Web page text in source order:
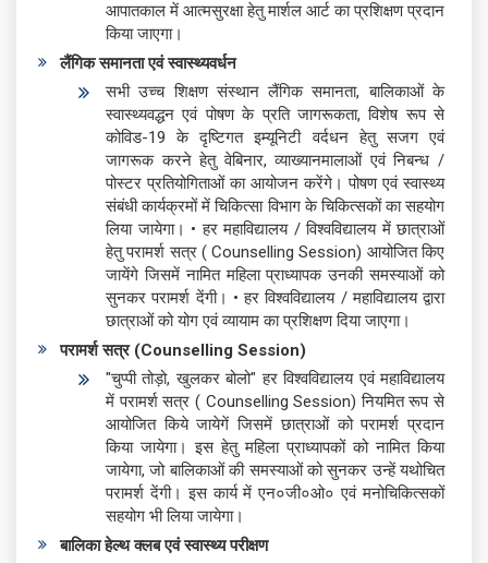
आपातकाल में आत्मसुरक्षा हेतु मार्शल आर्ट का प्रशिक्षण प्रदान
किया जाएगा।
लैंगिक समानता एवं स्वास्थ्यवर्धन
सभी उच्च शिक्षण संस्थान लैंगिक समानता, बालिकाओं के
स्वास्थ्यवद्धन एवं पोषण के प्रति जागरूकता, विशेष रूप से
कोविड-19 के दृष्टिगत इम्यूनिटी वर्दधन हेतु सजग एवं
जागरूक करने हेतु वेबिनार, व्याख्यानमालाओं एवं निबन्ध /
पोस्टर प्रतियोगिताओं का आयोजन करेंगे। पोषण एवं स्वास्थ्य
संबंधी कार्यक्रमों में चिकित्सा विभाग के चिकित्सकों का सहयोग
लिया जायेगा। • हर महाविद्यालय / विश्वविद्यालय में छात्राओं
हेतु परामर्श सत्र ( Counselling Session) आयोजित किए
जायेंगे जिसमें नामित महिला प्राध्यापक उनकी समस्याओं को
सुनकर परामर्श देंगी। • हर विश्वविद्यालय / महाविद्यालय द्वारा
छात्राओं को योग एवं व्यायाम का प्रशिक्षण दिया जाएगा।
परामर्श सत्र (Counselling Session)
"चुप्पी तोड़ो, खुलकर बोलो" हर विश्वविद्यालय एवं महाविद्यालय
में परामर्श सत्र ( Counselling Session) नियमित रूप से
आयोजित किये जायेगें जिसमें छात्राओं को परामर्श प्रदान
किया जायेगा। इस हेतु महिला प्राध्यापकों को नामित किया
जायेगा, जो बालिकाओं की समस्याओं को सुनकर उन्हें यथोचित
परामर्श देंगी। इस कार्य में एन०जी०ओ० एवं मनोचिकित्सकों
सहयोग भी लिया जायेगा।
बालिका हेल्थ क्लब एवं स्वास्थ्य परीक्षण